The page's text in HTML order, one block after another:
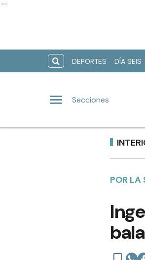
Ads
DEPORTES DÍA SEIS
Secciones
POR LA